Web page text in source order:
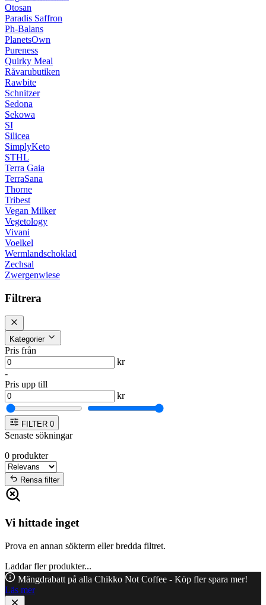
Otosan
Paradis Saffron
Ph-Balans
PlanetsOwn
Pureness
Quirky Meal
Råvarubutiken
Rawbite
Schnitzer
Sedona
Sekowa
SI
Silicea
SimplyKeto
STHL
Terra Gaia
TerraSana
Thorne
Tribest
Vegan Milker
Vegetology
Vivani
Voelkel
Wermlandschoklad
Zechsal
Zwergenwiese
Filtrera
Kategorier
Pris från
kr
-
Pris upp till
kr
FILTER 0
Senaste sökningar
0 produkter
Rensa filter
Vi hittade inget
Prova en annan sökterm eller bredda filtret.
Laddar fler produkter...
Mängdrabatt på alla Chikko Not Coffee - Köp fler spara mer!
Läs mer